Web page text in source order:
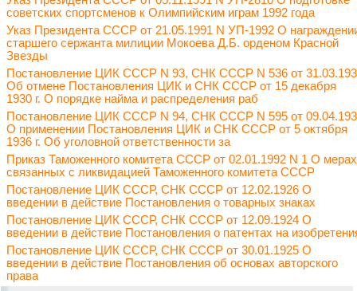
советских спортсменов к Олимпийским играм 1992 года
Указ Президента СССР от 21.05.1991 N УП-1992 О
старшего сержанта милиции Мокоева Д.Б. орденом Красной
Звезды
Постановление ЦИК СССР N 93, СНК СССР N 536 от
Об отмене Постановления ЦИК и СНК СССР от 15 декабря
1930 г. О порядке найма и распределения раб
Постановление ЦИК СССР N 94, СНК СССР N 595 от
О применении Постановления ЦИК и СНК СССР от 5 октября
1936 г. Об уголовной ответственности за
Приказ Таможенного комитета СССР от 02.01.1992 N 1 О
связанных с ликвидацией Таможенного комитета СССР
Постановление ЦИК СССР, СНК СССР от 12.02.1926 О
введении в действие Постановления о товарных знаках
Постановление ЦИК СССР, СНК СССР от 12.09.1924 О
введении в действие Постановления о патентах на
Постановление ЦИК СССР, СНК СССР от 30.01.1925 О
введении в действие Постановления об основах авторского
права